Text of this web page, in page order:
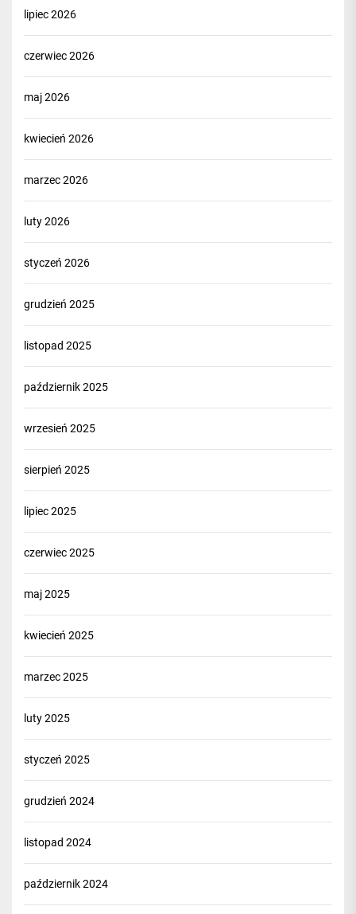
lipiec 2026
czerwiec 2026
maj 2026
kwiecień 2026
marzec 2026
luty 2026
styczeń 2026
grudzień 2025
listopad 2025
październik 2025
wrzesień 2025
sierpień 2025
lipiec 2025
czerwiec 2025
maj 2025
kwiecień 2025
marzec 2025
luty 2025
styczeń 2025
grudzień 2024
listopad 2024
październik 2024